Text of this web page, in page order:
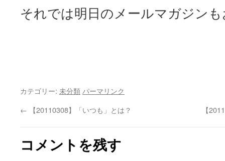
それでは明日のメールマガジン
カテゴリー: 未分類 パーマリンク
← 【20110308】「いつも」とは？ 【
コメントを残す